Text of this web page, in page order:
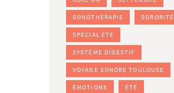
SONOTHÉRAPIE SORORITÉ
SPÉCIAL ÉTÉ
SYSTÈME DIGESTIF
VOYAGE SONORE TOULOUSE
ÉMOTIONS ÉTÉ